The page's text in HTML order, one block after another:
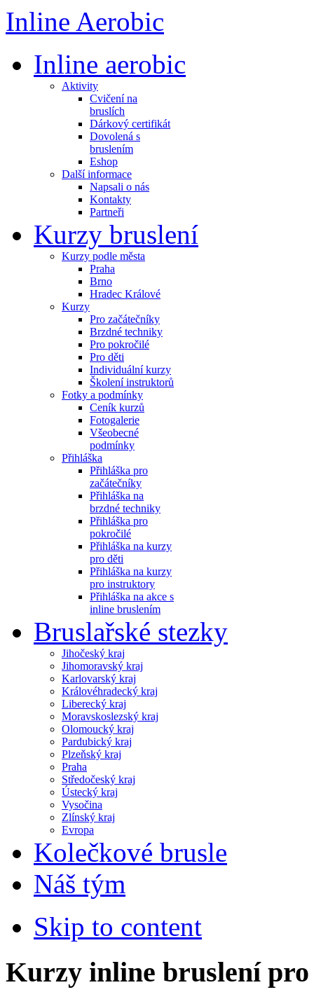
Inline Aerobic
Inline aerobic
Aktivity
Cvičení na
bruslích
Dárkový certifikát
Dovolená s
bruslením
Eshop
Další informace
Napsali o nás
Kontakty
Partneři
Kurzy bruslení
Kurzy podle města
Praha
Brno
Hradec Králové
Kurzy
Pro začátečníky
Brzdné techniky
Pro pokročilé
Pro děti
Individuální kurzy
Školení instruktorů
Fotky a podmínky
Ceník kurzů
Fotogalerie
Všeobecné
podmínky
Přihláška
Přihláška pro
začátečníky
Přihláška na
brzdné techniky
Přihláška pro
pokročilé
Přihláška na kurzy
pro děti
Přihláška na kurzy
pro instruktory
Přihláška na akce s
inline bruslením
Bruslařské stezky
Jihočeský kraj
Jihomoravský kraj
Karlovarský kraj
Královéhradecký kraj
Liberecký kraj
Moravskoslezský kraj
Olomoucký kraj
Pardubický kraj
Plzeňský kraj
Praha
Středočeský kraj
Ústecký kraj
Vysočina
Zlínský kraj
Evropa
Kolečkové brusle
Náš tým
Skip to content
Kurzy inline bruslení